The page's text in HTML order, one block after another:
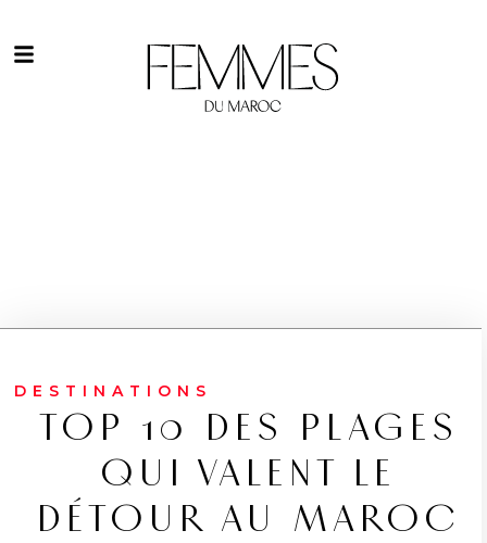
DESTINATIONS
TOP 10 DES PLAGES
QUI VALENT LE
DÉTOUR AU MAROC